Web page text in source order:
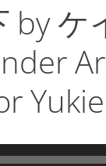
by ケ